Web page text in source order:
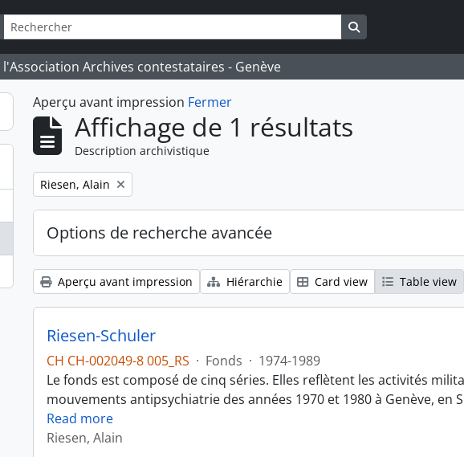
options
Archives contestataires - Genève
Aperçu avant impression Fermer
Affichage de 1 résultats
Description archivistique
Remove filter:
Riesen, Alain
Options de recherche avancée
Aperçu avant impression Hiérarchie Card view Table view
Riesen-Schuler
CH CH-002049-8 005_RS · Fonds · 1974-1989
Le fonds est composé de cinq séries. Elles reflètent les activités
mouvements antipsychiatrie des années 1970 et 1980 à Genève,
Read more
Riesen, Alain